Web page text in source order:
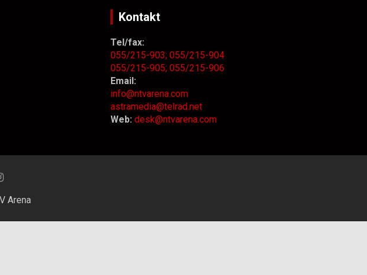
Kontakt
Tel/fax:
055/215-903;055/215-904
055/215-905;055/215-906
Email:
info@ntvarena.com
astramedia@telrad.net
Web: desk@ntvarena.com
Arena